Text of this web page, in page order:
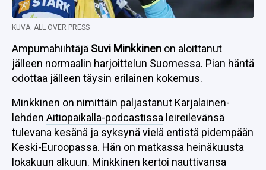
KUVA: ALL OVER PRESS
Ampumahiihtäjä Suvi Minkkinen on aloittanut
jälleen normaalin harjoittelun Suomessa. Pian häntä
odottaa jälleen täysin erilainen kokemus.
Minkkinen on nimittäin paljastanut Karjalainen-
lehden Aitiopaikalla-podcastissa leireilevänsä
tulevana kesänä ja syksynä vielä entistä pidempään
Keski-Euroopassa. Hän on matkassa heinäkuusta
lokakuun alkuun. Minkkinen kertoi nauttivansa